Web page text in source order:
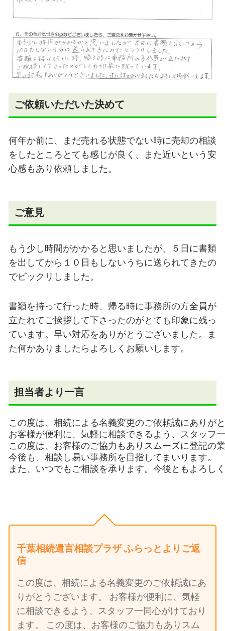
ご依頼いただいた決めて
何年か前に、まだ売れる状態でない時に売却の相談
をしたところとても感じが良く、また近いという安
心感もあり依頼しました。
ご意見
もう少し時間がかかると思いましたが、５日に書類
を出してから１０日もしないうちに送られてきたの
でビックリしました。
書類を持って行った時、帰る時に事務所の方全員が
立たれてご挨拶して下さったのがとても印象に残っ
ています。早い対応をありがとうございました。ま
た何かありましたらよろしくお願いします。
担当者より一言
この度は、相続による名義変更のご依頼誠にありが
お客様が便利に、気軽に相談できるよう、スタッフ
この度は、お客様のご協力もありスムーズに登記の
今後も、相談し易い事務所を目指してまいります。
また、いつでもご相談を承ります。今後ともよろし
千葉相続遺言相談プラザ ふらっとよりご返
信
この度は、相続による名義変更のご依頼誠にあ
りがとうございます。 お客様が便利に、気軽
に相談できるよう、スタッフ一同心がけており
ます。 この度は、お客様のご協力もありスム